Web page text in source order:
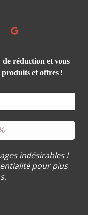
réduction et vous
et offres !
indésirables !
pour plus